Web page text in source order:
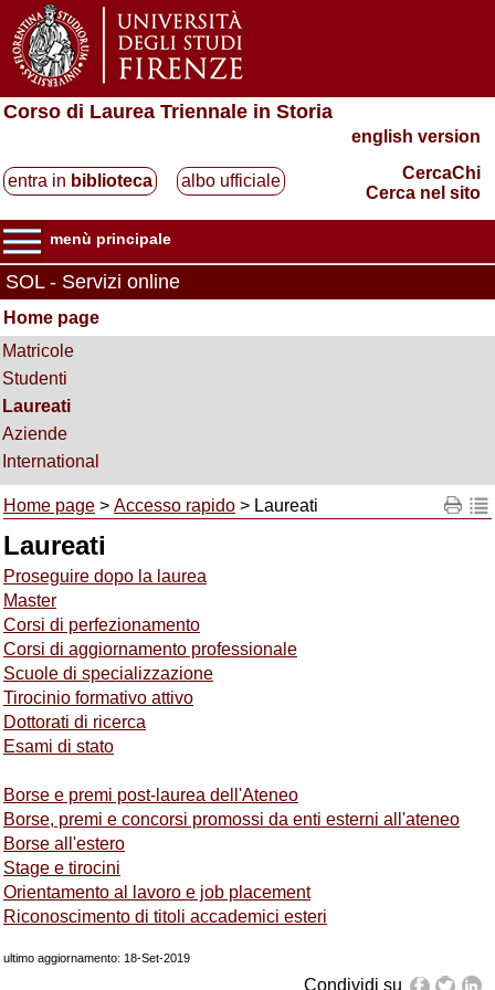
Corso di Laurea Triennale in Storia
english version
entra in biblioteca albo ufficiale
CercaChi
Cerca nel sito
menù principale
SOL - Servizi online
Home page
Matricole
Studenti
Laureati
Aziende
International
Home page > Accesso rapido > Laureati
Laureati
Proseguire dopo la laurea
Master
Corsi di perfezionamento
Corsi di aggiornamento professionale
Scuole di specializzazione
Tirocinio formativo attivo
Dottorati di ricerca
Esami di stato
Borse e premi post-laurea dell'Ateneo
Borse, premi e concorsi promossi da enti esterni all'ateneo
Borse all'estero
Stage e tirocini
Orientamento al lavoro e job placement
Riconoscimento di titoli accademici esteri
ultimo aggiornamento: 18-Set-2019
Condividi su